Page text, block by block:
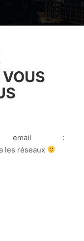
email :
les réseaux